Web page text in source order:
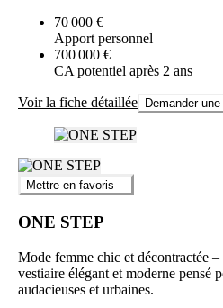
70 000 €
Apport personnel
700 000 €
CA potentiel après 2 ans
Voir la fiche détaillée Demander
Mettre en favoris
ONE STEP
Mode femme chic et décontractée
vestiaire élégant et moderne pensé
audacieuses et urbaines.